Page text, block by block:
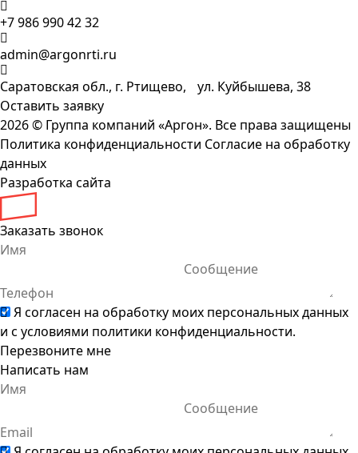
+7 986 990 42 32
admin@argonrti.ru
Саратовская обл., г. Ртищево, ул. Куйбышева, 38
Оставить заявку
2026 © Группа компаний «Аргон». Все права защищены
Политика конфиденциальности Согласие на обработку
данных
Разработка сайта
Заказать звонок
Я согласен на обработку моих персональных данных
и с условиями политики конфиденциальности.
Перезвоните мне
Написать нам